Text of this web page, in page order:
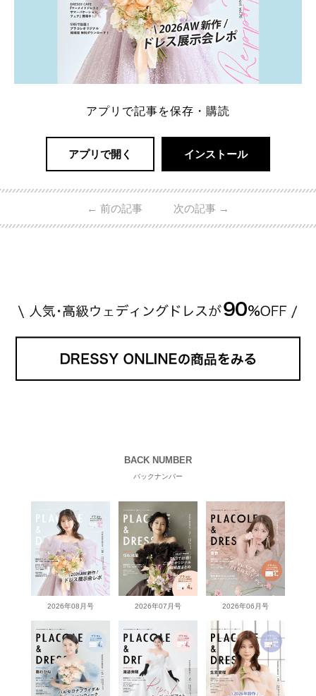
アプリで記事を保存・購読
アプリで開く インストール
← 前の記事 次の記事 →
BACK NUMBER
バックナンバー
2026年08月号 2026年07月号 2026年06月号